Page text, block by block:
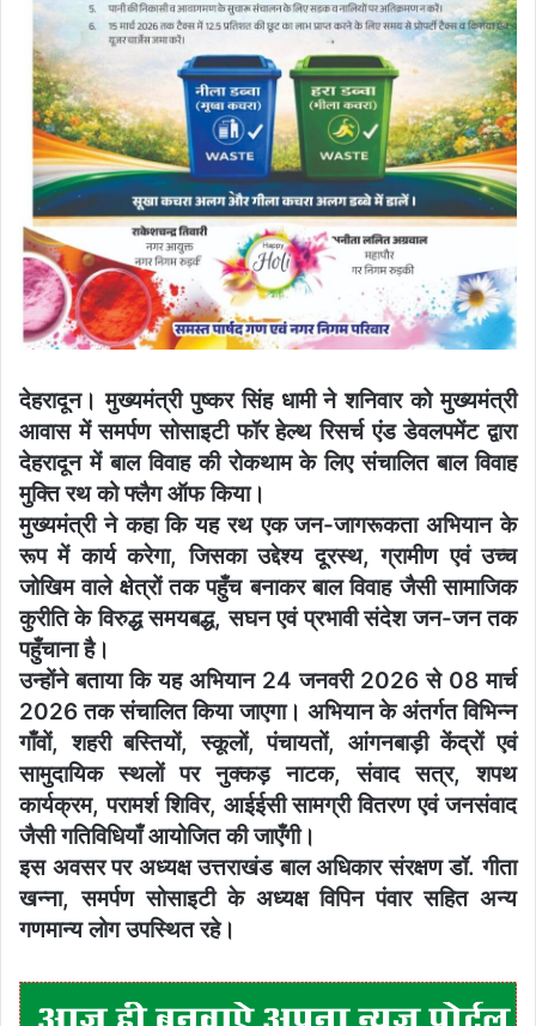
देहरादून। मुख्यमंत्री पुष्कर सिंह धामी ने शनिवार को मुख्यमंत्री
आवास में समर्पण सोसाइटी फॉर हेल्थ रिसर्च एंड डेवलपमेंट द्वारा
देहरादून में बाल विवाह की रोकथाम के लिए संचालित बाल विवाह
मुक्ति रथ को फ्लैग ऑफ किया।
मुख्यमंत्री ने कहा कि यह रथ एक जन-जागरूकता अभियान के
रूप में कार्य करेगा, जिसका उद्देश्य दूरस्थ, ग्रामीण एवं उच्च
जोखिम वाले क्षेत्रों तक पहुँच बनाकर बाल विवाह जैसी सामाजिक
कुरीति के विरुद्ध समयबद्ध, सघन एवं प्रभावी संदेश जन-जन तक
पहुँचाना है।
उन्होंने बताया कि यह अभियान 24 जनवरी 2026 से 08 मार्च
2026 तक संचालित किया जाएगा। अभियान के अंतर्गत विभिन्न
गाँवों, शहरी बस्तियों, स्कूलों, पंचायतों, आंगनबाड़ी केंद्रों एवं
सामुदायिक स्थलों पर नुक्कड़ नाटक, संवाद सत्र, शपथ
कार्यक्रम, परामर्श शिविर, आईईसी सामग्री वितरण एवं जनसंवाद
जैसी गतिविधियाँ आयोजित की जाएँगी।
इस अवसर पर अध्यक्ष उत्तराखंड बाल अधिकार संरक्षण डॉ. गीता
खन्ना, समर्पण सोसाइटी के अध्यक्ष विपिन पंवार सहित अन्य
गणमान्य लोग उपस्थित रहे।